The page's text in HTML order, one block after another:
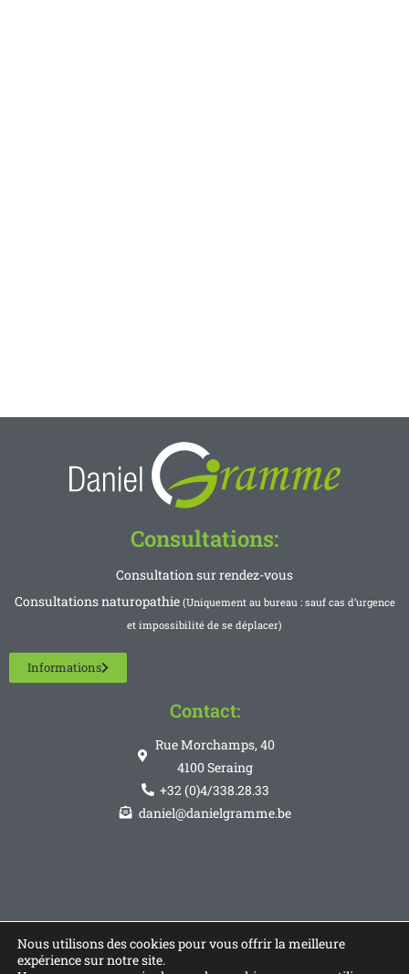
Consultations:
Consultation sur rendez-vous
Consultations naturopathie (Uniquement au bureau : sauf cas d’urgence
et impossibilité de se déplacer)
Informations
Contact:
Rue Morchamps, 40
4100 Seraing
+32 (0)4/338.28.33
daniel@danielgramme.be
Nous utilisons des cookies pour vous offrir la meilleure
expérience sur notre site.